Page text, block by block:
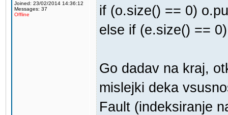
Joined: 23/02/2014 14:36:12
Messages: 37
Offline
if (o.size() == 0)
else if (e.size() ==
Go dadav na kraj,
mislejki deka
Fault (indeksiranje